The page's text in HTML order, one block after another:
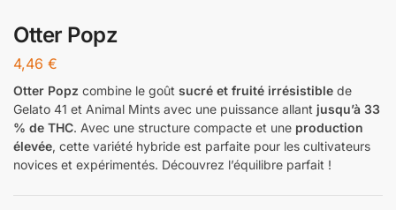
Otter Popz
4,46 €
Otter Popz combine le goût sucré et fruité irrésistible de
Gelato 41 et Animal Mints avec une puissance allant jusqu’à 33
% de THC. Avec une structure compacte et une production
élevée, cette variété hybride est parfaite pour les cultivateurs
novices et expérimentés. Découvrez l’équilibre parfait !